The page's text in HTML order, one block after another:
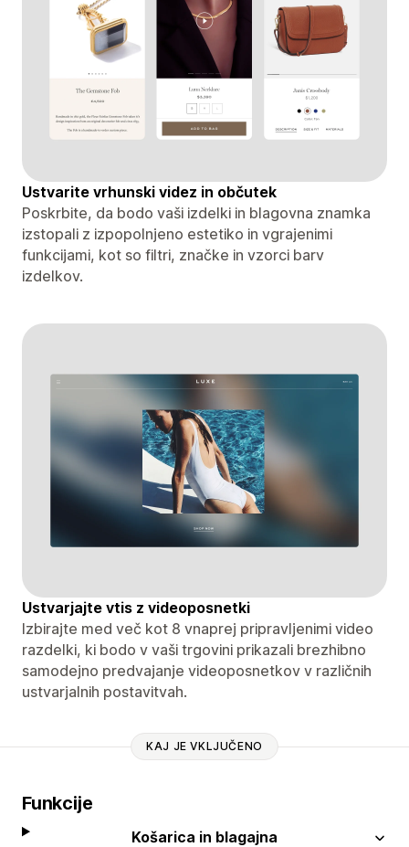
Ustvarite vrhunski videz in občutek
Poskrbite, da bodo vaši izdelki in blagovna znamka
izstopali z izpopolnjeno estetiko in vgrajenimi
funkcijami, kot so filtri, značke in vzorci barv
izdelkov.
Ustvarjajte vtis z videoposnetki
Izbirajte med več kot 8 vnaprej pripravljenimi video
razdelki, ki bodo v vaši trgovini prikazali brezhibno
samodejno predvajanje videoposnetkov v različnih
ustvarjalnih postavitvah.
KAJ JE VKLJUČENO
Funkcije
Košarica in blagajna